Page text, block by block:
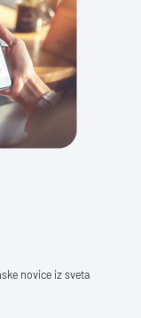
novice iz sveta